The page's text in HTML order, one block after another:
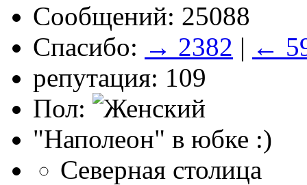
Сообщений: 25088
Спасибо: → 2382 | ←
репутация: 109
Пол:
"Наполеон" в юбке :)
Северная столица